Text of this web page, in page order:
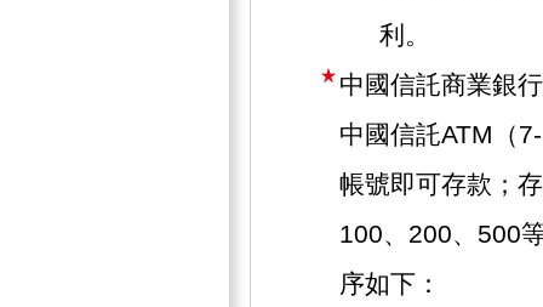
利。
中國信託商業銀
中國信託ATM（
帳號即可存款；
100、200、500
序如下：